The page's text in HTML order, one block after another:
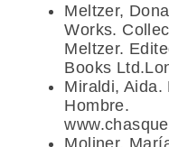
Meltzer,
Works.
Meltzer.
Books
Miraldi, Aida.
Hombre.
Moliner,